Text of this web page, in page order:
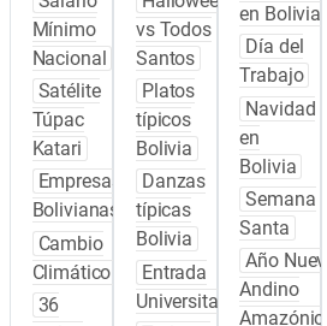
Mínimo
Nacional
Satélite
Túpac
Katari
Empresas
Bolivianas
Cambio
Climático
36
vs Todos
Santos
Platos
típicos
Bolivia
Danzas
típicas
Bolivia
Entrada
Universitaria
en Bolivia
Día del
Trabajo
Navidad
en
Bolivia
Semana
Santa
Año Nuevo
Andino
Amazónico